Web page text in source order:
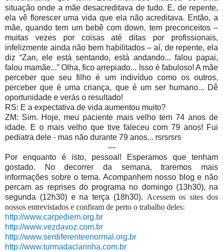
situação onde a mãe desacreditava de tudo. E, de repente,
ela vê florescer uma vida que ela não acreditava. Então, a
mãe, quando tem um bebê com down, tem preconceitos –
muitas vezes por coisas até ditas por profissionais,
infelizmente ainda não bem habilitados – aí, de repente, ela
diz “Zan, ele está sentando, está andando... falou papai,
falou mamãe...” Olha, fico arrepiado... Isso é fabuloso! A mãe
perceber que seu filho é um indivíduo como os outros,
perceber que é uma criança, que é um ser humano... Dê
oportunidade e verás o resultado!
RS: E a expectativa de vida aumentou muito?
ZM: Sim. Hoje, meu paciente mais velho tem 74 anos de
idade. E o mais velho que tive faleceu com 79 anos! Fui
pediatra dele - mas não durante 79 anos... rsrsrsrs
---
Por enquanto é isto, pessoal! Esperamos que tenham
gostado. No decorrer da semana, traremos mais
informações sobre o tema. Acompanhem nosso blog e não
percam as reprises do programa no domingo (13h30), na
segunda (12h30) e na terça (18h30). Acessem os sites dos
nossos entrevistados e confiram de perto o trabalho deles:
http://www.carpediem.org.br
http://www.vezdavoz.com.br
http://www.serdiferenteenormal.org.br
http://www.turmadaclarinha.com.br